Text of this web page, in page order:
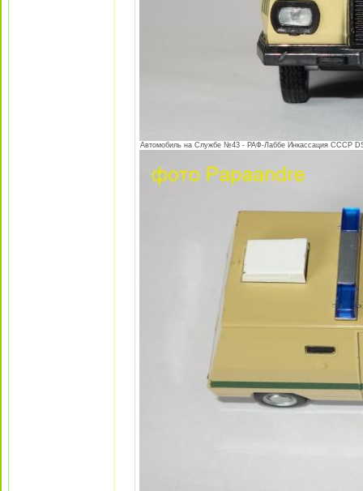
Автомобиль на Службе №43 - РАФ-Лаббе Инкассация СССР